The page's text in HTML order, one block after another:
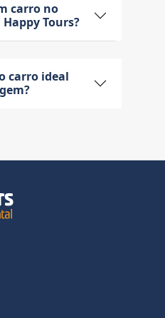
carro no
Tours?
carro ideal